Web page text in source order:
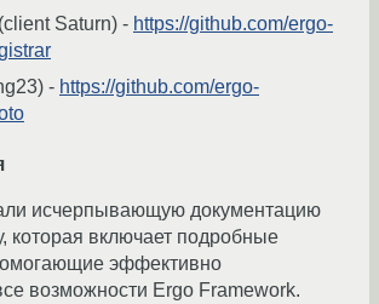
Saturn) - https://github.com/ergo-
- https://github.com/ergo-
исчерпывающую документацию
которая включает подробные
эффективно
возможности Ergo Framework.